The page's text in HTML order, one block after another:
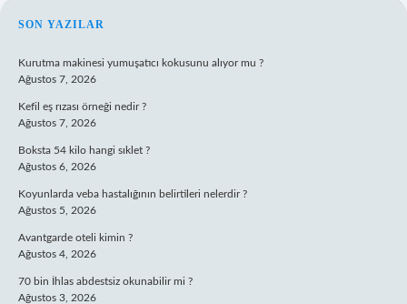
SIDEBAR
SON YAZILAR
Kurutma makinesi yumuşatıcı kokusunu alıyor mu ?
Ağustos 7, 2026
Kefil eş rızası örneği nedir ?
Ağustos 7, 2026
Boksta 54 kilo hangi sıklet ?
Ağustos 6, 2026
Koyunlarda veba hastalığının belirtileri nelerdir ?
Ağustos 5, 2026
Avantgarde oteli kimin ?
Ağustos 4, 2026
70 bin İhlas abdestsiz okunabilir mi ?
Ağustos 3, 2026